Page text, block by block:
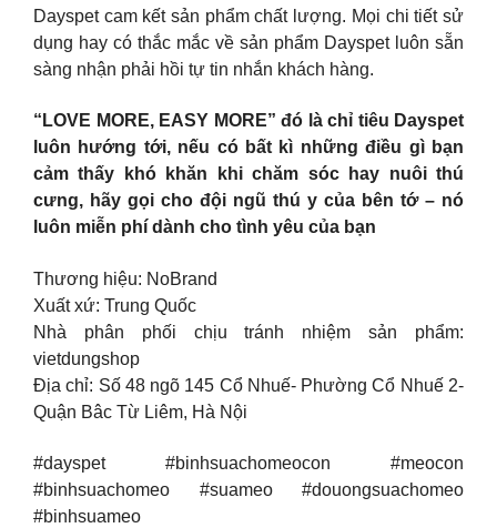
Dayspet cam kết sản phẩm chất lượng. Mọi chi tiết sử
dụng hay có thắc mắc về sản phẩm Dayspet luôn sẵn
sàng nhận phải hồi tự tin nhắn khách hàng.
“LOVE MORE, EASY MORE” đó là chỉ tiêu Dayspet
luôn hướng tới, nếu có bất kì những điều gì bạn
cảm thấy khó khăn khi chăm sóc hay nuôi thú
cưng, hãy gọi cho đội ngũ thú y của bên tớ – nó
luôn miễn phí dành cho tình yêu của bạn
Thương hiệu: NoBrand
Xuất xứ: Trung Quốc
Nhà phân phối chịu tránh nhiệm sản phẩm:
vietdungshop
Địa chỉ: Số 48 ngõ 145 Cổ Nhuế- Phường Cổ Nhuế 2-
Quận Bâc Từ Liêm, Hà Nội
#dayspet #binhsuachomeocon #meocon
#binhsuachomeo #suameo #douongsuachomeo
#binhsuameo